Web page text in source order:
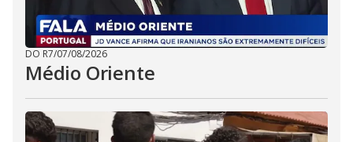
DO R7/07/08/2026
Médio Oriente